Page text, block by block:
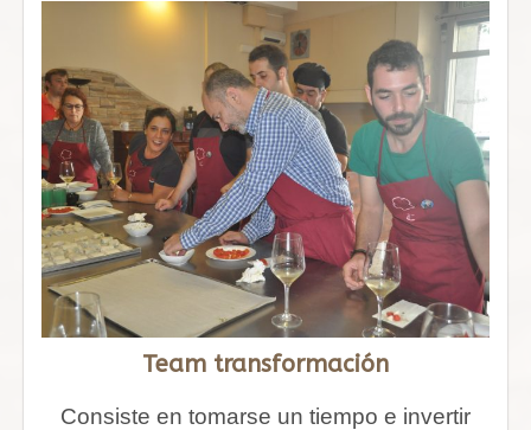
Team transformación
Consiste en tomarse un tiempo e invertir